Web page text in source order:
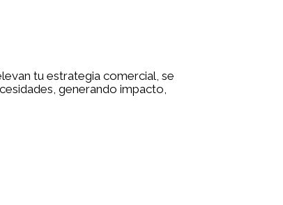
tu estrategia comercial, se
generando impacto,